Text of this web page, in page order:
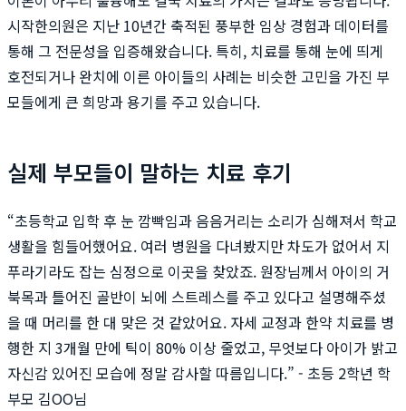
시작한의원은 지난 10년간 축적된 풍부한 임상 경험과 데이터를
통해 그 전문성을 입증해왔습니다. 특히, 치료를 통해 눈에 띄게
호전되거나 완치에 이른 아이들의 사례는 비슷한 고민을 가진 부
모들에게 큰 희망과 용기를 주고 있습니다.
실제 부모들이 말하는 치료 후기
“초등학교 입학 후 눈 깜빡임과 음음거리는 소리가 심해져서 학교
생활을 힘들어했어요. 여러 병원을 다녀봤지만 차도가 없어서 지
푸라기라도 잡는 심정으로 이곳을 찾았죠. 원장님께서 아이의 거
북목과 틀어진 골반이 뇌에 스트레스를 주고 있다고 설명해주셨
을 때 머리를 한 대 맞은 것 같았어요. 자세 교정과 한약 치료를 병
행한 지 3개월 만에 틱이 80% 이상 줄었고, 무엇보다 아이가 밝고
자신감 있어진 모습에 정말 감사할 따름입니다.” - 초등 2학년 학
부모 김OO님